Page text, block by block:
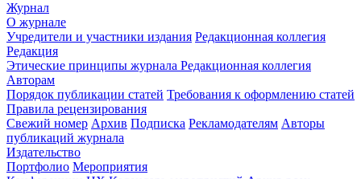
Журнал
О журнале
Учредители и участники издания Редакционная коллегия
Редакция
Этические принципы журнала Редакционная коллегия
Авторам
Порядок публикации статей Требования к оформлению статей
Правила рецензирования
Свежий номер Архив Подписка Рекламодателям Авторы
публикаций журнала
Издательство
Портфолио Мероприятия